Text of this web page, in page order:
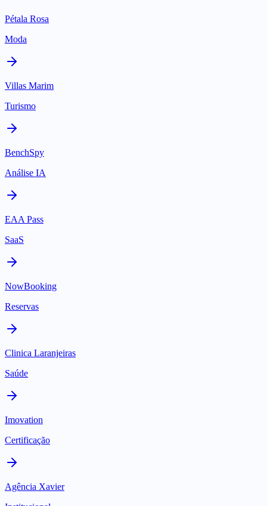
Pétala Rosa
Moda
Villas Marim
Turismo
BenchSpy
Análise IA
EAA Pass
SaaS
NowBooking
Reservas
Clinica Laranjeiras
Saúde
Imovation
Certificação
Agência Xavier